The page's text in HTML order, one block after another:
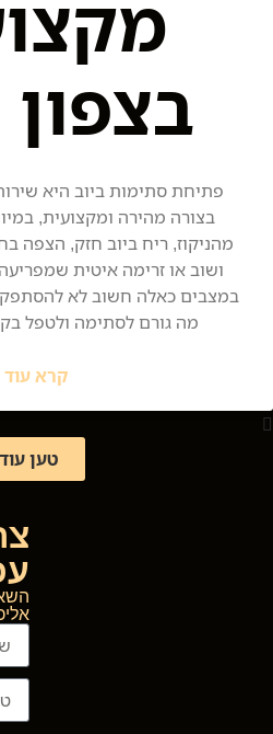
בצפון 24/7
פתיחת סתימות ביוב היא
בצורה מהירה ומקצועית,
מהניקוז, ריח ביוב חזק, הצפה
ושוב או זרימה איטית
במצבים כאלה חשוב לא להסתפק
מה גורם לסתימה ולטפל
קרא עוד
טען עוד